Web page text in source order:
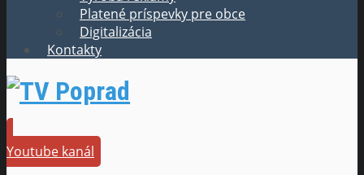
Platené príspevky pre obce
Digitalizácia
Kontakty
Youtube kanál